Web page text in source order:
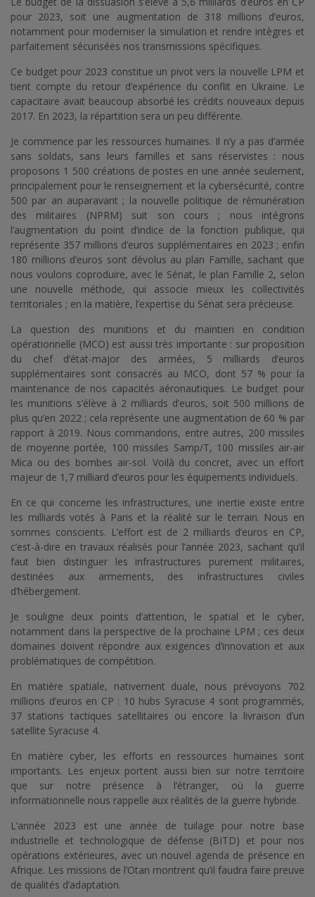
pour 2023, soit une augmentation de 318 millions d’euros,
notamment pour moderniser la simulation et rendre intègres et
parfaitement sécurisées nos transmissions spécifiques.
Ce budget pour 2023 constitue un pivot vers la nouvelle LPM et
tient compte du retour d’expérience du conflit en Ukraine. Le
capacitaire avait beaucoup absorbé les crédits nouveaux depuis
2017. En 2023, la répartition sera un peu différente.
Je commence par les ressources humaines. Il n’y a pas d’armée
sans soldats, sans leurs familles et sans réservistes : nous
proposons 1 500 créations de postes en une année seulement,
principalement pour le renseignement et la cybersécurité, contre
500 par an auparavant ; la nouvelle politique de rémunération
des militaires (NPRM) suit son cours ; nous intégrons
l’augmentation du point d’indice de la fonction publique, qui
représente 357 millions d’euros supplémentaires en 2023 ; enfin
180 millions d’euros sont dévolus au plan Famille, sachant que
nous voulons coproduire, avec le Sénat, le plan Famille 2, selon
une nouvelle méthode, qui associe mieux les collectivités
territoriales ; en la matière, l’expertise du Sénat sera précieuse.
La question des munitions et du maintien en condition
opérationnelle (MCO) est aussi très importante : sur proposition
du chef d’état-major des armées, 5 milliards d’euros
supplémentaires sont consacrés au MCO, dont 57 % pour la
maintenance de nos capacités aéronautiques. Le budget pour
les munitions s’élève à 2 milliards d’euros, soit 500 millions de
plus qu’en 2022 ; cela représente une augmentation de 60 % par
rapport à 2019. Nous commandons, entre autres, 200 missiles
de moyenne portée, 100 missiles Samp/T, 100 missiles air-air
Mica ou des bombes air-sol. Voilà du concret, avec un effort
majeur de 1,7 milliard d’euros pour les équipements individuels.
En ce qui concerne les infrastructures, une inertie existe entre
les milliards votés à Paris et la réalité sur le terrain. Nous en
sommes conscients. L’effort est de 2 milliards d’euros en CP,
c’est-à-dire en travaux réalisés pour l’année 2023, sachant qu’il
faut bien distinguer les infrastructures purement militaires,
destinées aux armements, des infrastructures civiles
d’hébergement.
Je souligne deux points d’attention, le spatial et le cyber,
notamment dans la perspective de la prochaine LPM ; ces deux
domaines doivent répondre aux exigences d’innovation et aux
problématiques de compétition.
En matière spatiale, nativement duale, nous prévoyons 702
millions d’euros en CP : 10 hubs Syracuse 4 sont programmés,
37 stations tactiques satellitaires ou encore la livraison d’un
satellite Syracuse 4.
En matière cyber, les efforts en ressources humaines sont
importants. Les enjeux portent aussi bien sur notre territoire
que sur notre présence à l’étranger, où la guerre
informationnelle nous rappelle aux réalités de la guerre hybride.
L’année 2023 est une année de tuilage pour notre base
industrielle et technologique de défense (BITD) et pour nos
opérations extérieures, avec un nouvel agenda de présence en
Afrique. Les missions de l’Otan montrent qu’il faudra faire preuve
de qualités d’adaptation.